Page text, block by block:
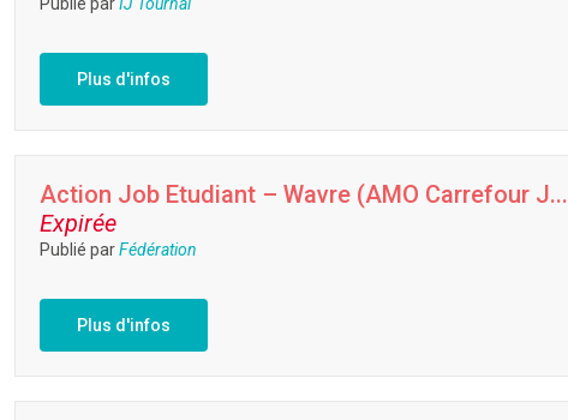
Plus d'infos
Action Job Etudiant – Wavre (AMO Carrefour J...
Expirée
Publié par Fédération
Plus d'infos